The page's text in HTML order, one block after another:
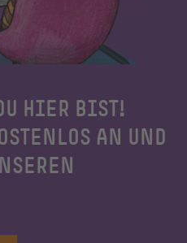
HIER BIST!
AN UND